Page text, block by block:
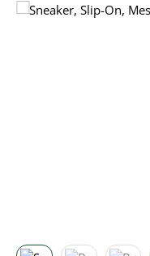
Bildergalerie